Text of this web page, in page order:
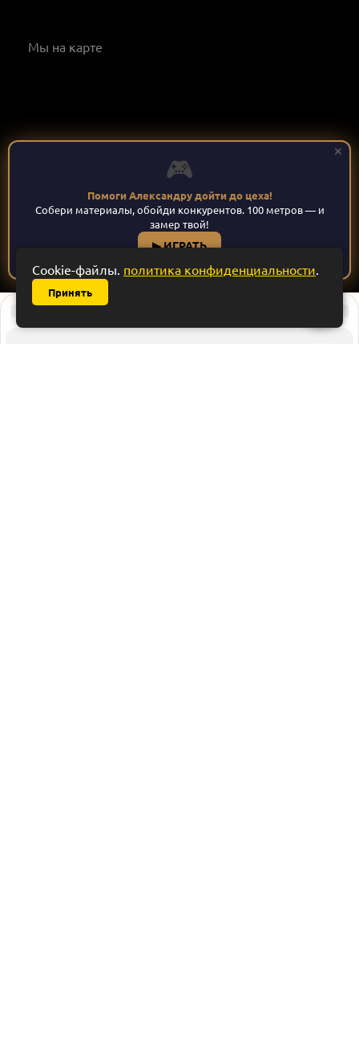
Мы на карте
Мебельные решения: Кухни, шкафы купе, гардеробные,
детские и офисная мебель на заказ в Ставрополе.
Cookie-файлы. политика конфиденциальности.
Принять
🎮
Помоги Александру дойти до цеха!
Собери материалы, обойди конкурентов. 100 метров — и
замер твой!
▶ ИГРАТЬ
✕